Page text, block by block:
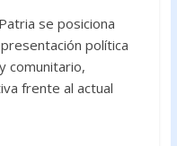
se posiciona
política
comunitario,
frente al actual